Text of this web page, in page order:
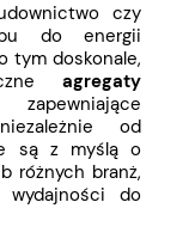
czy
do energii
tym doskonale,
agregaty
od
są z myślą o
różnych branż,
do